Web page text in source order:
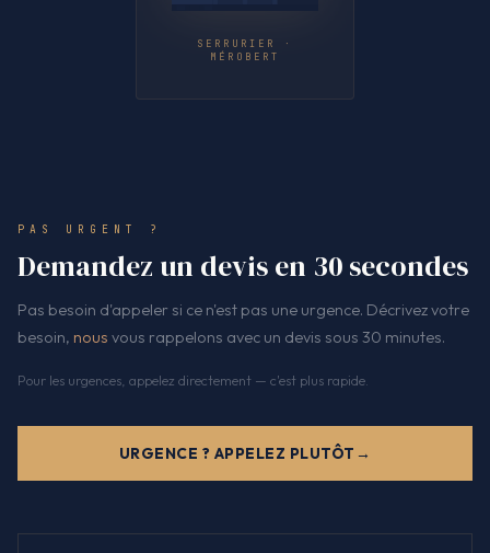
SERRURIER ·
MÉROBERT
PAS URGENT ?
Demandez un devis en 30 secondes
Pas besoin d'appeler si ce n'est pas une urgence. Décrivez votre
besoin, nous vous rappelons avec un devis sous 30 minutes.
Pour les urgences, appelez directement — c'est plus rapide.
URGENCE ? APPELEZ PLUTÔT